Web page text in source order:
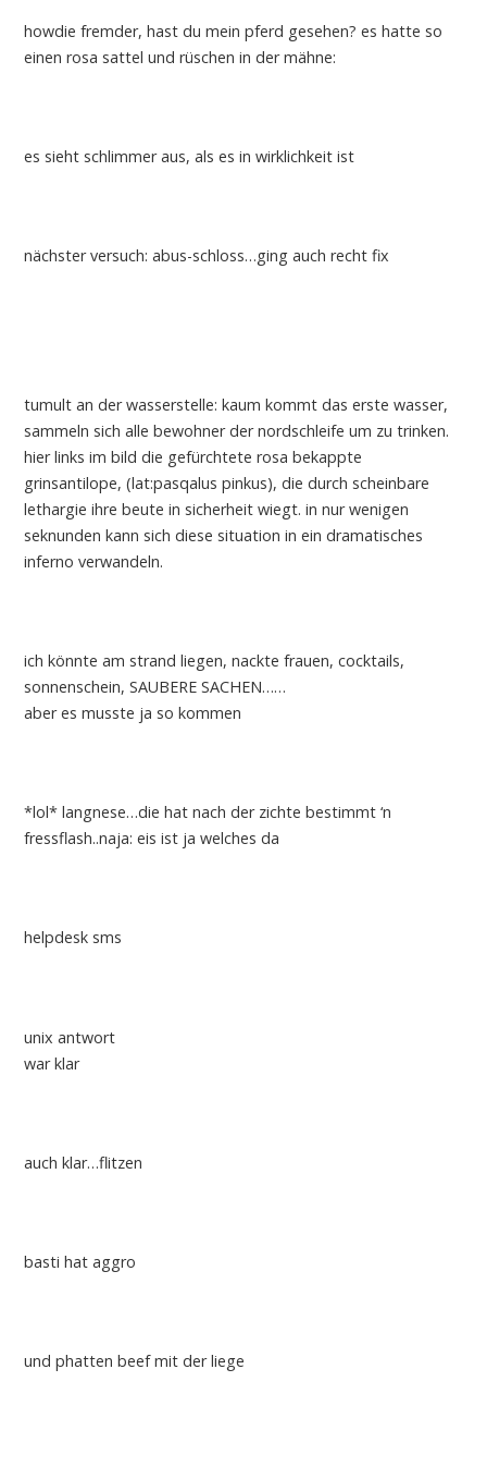
howdie fremder, hast du mein pferd gesehen? es hatte so
einen rosa sattel und rüschen in der mähne:
es sieht schlimmer aus, als es in wirklichkeit ist
nächster versuch: abus-schloss…ging auch recht fix
tumult an der wasserstelle: kaum kommt das erste wasser,
sammeln sich alle bewohner der nordschleife um zu trinken.
hier links im bild die gefürchtete rosa bekappte
grinsantilope, (lat:pasqalus pinkus), die durch scheinbare
lethargie ihre beute in sicherheit wiegt. in nur wenigen
seknunden kann sich diese situation in ein dramatisches
inferno verwandeln.
ich könnte am strand liegen, nackte frauen, cocktails,
sonnenschein, SAUBERE SACHEN……
aber es musste ja so kommen
*lol* langnese…die hat nach der zichte bestimmt ‘n
fressflash..naja: eis ist ja welches da
helpdesk sms
unix antwort
war klar
auch klar…flitzen
basti hat aggro
und phatten beef mit der liege